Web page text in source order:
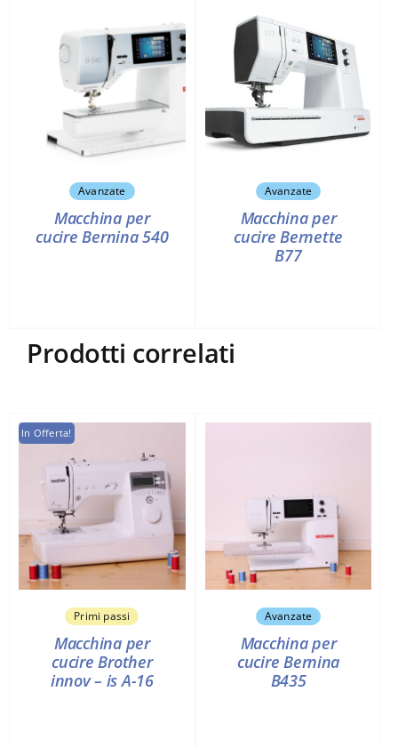
Avanzate
Macchina per
cucire Bernina 540
Avanzate
Macchina per
cucire Bernette
B77
Prodotti correlati
In Offerta!
Primi passi
Macchina per
cucire Brother
innov – is A-16
Avanzate
Macchina per
cucire Bernina
B435